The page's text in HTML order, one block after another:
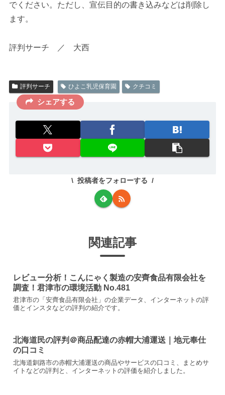
でください。ただし、宣伝目的の書き込みなどは削除し
ます。
評判サーチ ／ 大西
評判サーチ ひよこ乳児保育園 クチコミ
シェアする
投稿者をフォローする
関連記事
レビュー分析！こんにゃく製造の安齊食品有限会社を
調査！君津市の環境活動 No.481
君津市の「安齊食品有限会社」の企業データ、インターネットの評
価とインスタなどの評判の紹介です。
北海道民の評判＠商品配達の赤帽大浦運送｜地元奉仕
の口コミ
北海道釧路市の赤帽大浦運送の商品やサービスの口コミ、まとめサ
イトなどの評判と、インターネットの評価を紹介しました。